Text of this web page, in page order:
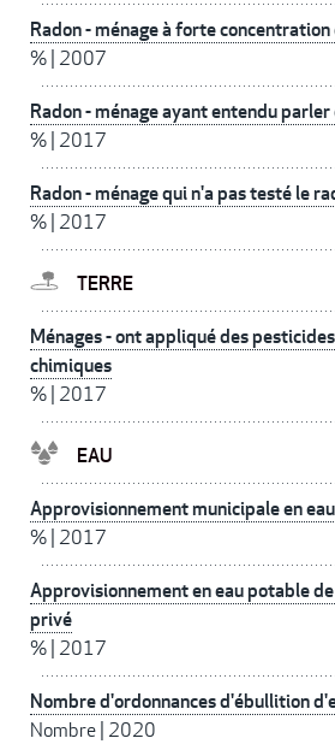
Radon - ménage à forte
% 2007
Radon - ménage ayant entendu
% 2017
Radon - ménage qui n'a pas testé le
% 2017
TERRE
Ménages - ont appliqué des pesticides
chimiques
% 2017
EAU
Approvisionnement municipale en
% 2017
Approvisionnement en eau potable
privé
% 2017
Nombre d'ordonnances d'ébullition
Nombre 2020